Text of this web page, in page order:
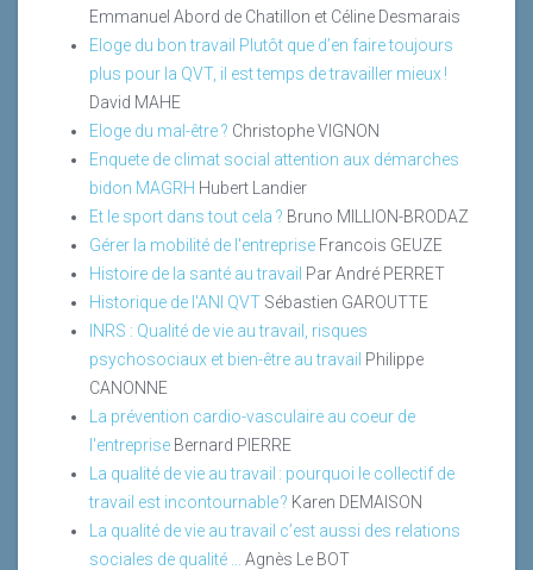
Emmanuel Abord de Chatillon et Céline Desmarais
Eloge du bon travail Plutôt que d’en faire toujours
plus pour la QVT, il est temps de travailler mieux !
David MAHE
Eloge du mal-être ? Christophe VIGNON
Enquete de climat social attention aux démarches
bidon MAGRH Hubert Landier
Et le sport dans tout cela ? Bruno MILLION-BRODAZ
Gérer la mobilité de l'entreprise Francois GEUZE
Histoire de la santé au travail Par André PERRET
Historique de l'ANI QVT Sébastien GAROUTTE
INRS : Qualité de vie au travail, risques
psychosociaux et bien-être au travail Philippe
CANONNE
La prévention cardio-vasculaire au coeur de
l'entreprise Bernard PIERRE
La qualité de vie au travail : pourquoi le collectif de
travail est incontournable ? Karen DEMAISON
La qualité de vie au travail c’est aussi des relations
sociales de qualité ...
Agnès Le BOT